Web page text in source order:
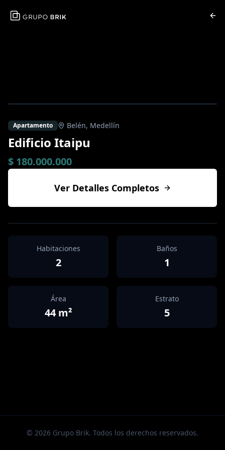
Apartamento Belén, Medellín
Edificio Itaipu
$ 180.000.000
Ver Detalles Completos
Habitaciones
2
Baños
1
Área
44m²
Estrato
5
© 2026 Grupo Brik. Todos los derechos reservados.